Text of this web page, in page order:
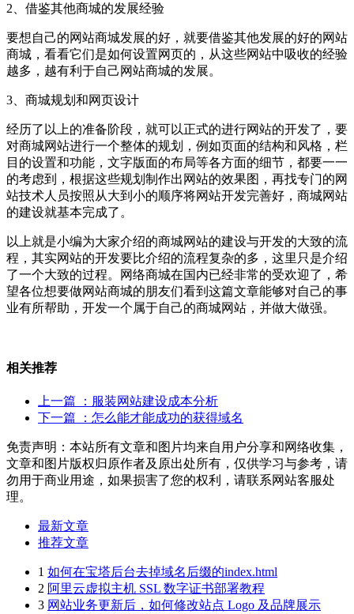
2、借鉴其他商城的发展经验
要想自己的网站商城发展的好，就要借鉴其他发展的好的网站
商城，看看它们是如何设置网页的，从这些网站中吸收的经验
越多，越有利于自己网站商城的发展。
3、商城规划和网页设计
经历了以上的准备阶段，就可以正式的进行网站的开发了，要
对商城网站进行一个整体的规划，例如页面的结构和风格，栏
目的设置和功能，文字版面的布局等各方面的细节，都要一一
的考虑到，根据这些规划制作出网站的效果图，再找专门的网
站技术人员按照从大到小的顺序将网站开发完善好，商城网站
的建设就基本完成了。
以上就是小编为大家介绍的商城网站的建设与开发的大致的流
程，其实网站的开发要比介绍的流程复杂的多，这里只是介绍
了一个大致的过程。网络商城在国内已经非常的受欢迎了，希
望各位想要做网站商城的朋友们看到这篇文章能够对自己的事
业有所帮助，开发一个属于自己的商城网站，并做大做强。
相关推荐
上一篇
：服装网站建设成本分析
下一篇
：怎么能才能成功的获得域名
免责声明：本站所有文章和图片均来自用户分享和网络收集，
文章和图片版权归原作者及原出处所有，仅供学习与参考，请
勿用于商业用途，如果损害了您的权利，请联系网站客服处
理。
最新文章
推荐文章
1 如何在宝塔后台去掉域名后缀的index.html
2 阿里云虚拟主机 SSL 数字证书部署教程
3 网站业务更新后，如何修改站点 Logo 及品牌展示